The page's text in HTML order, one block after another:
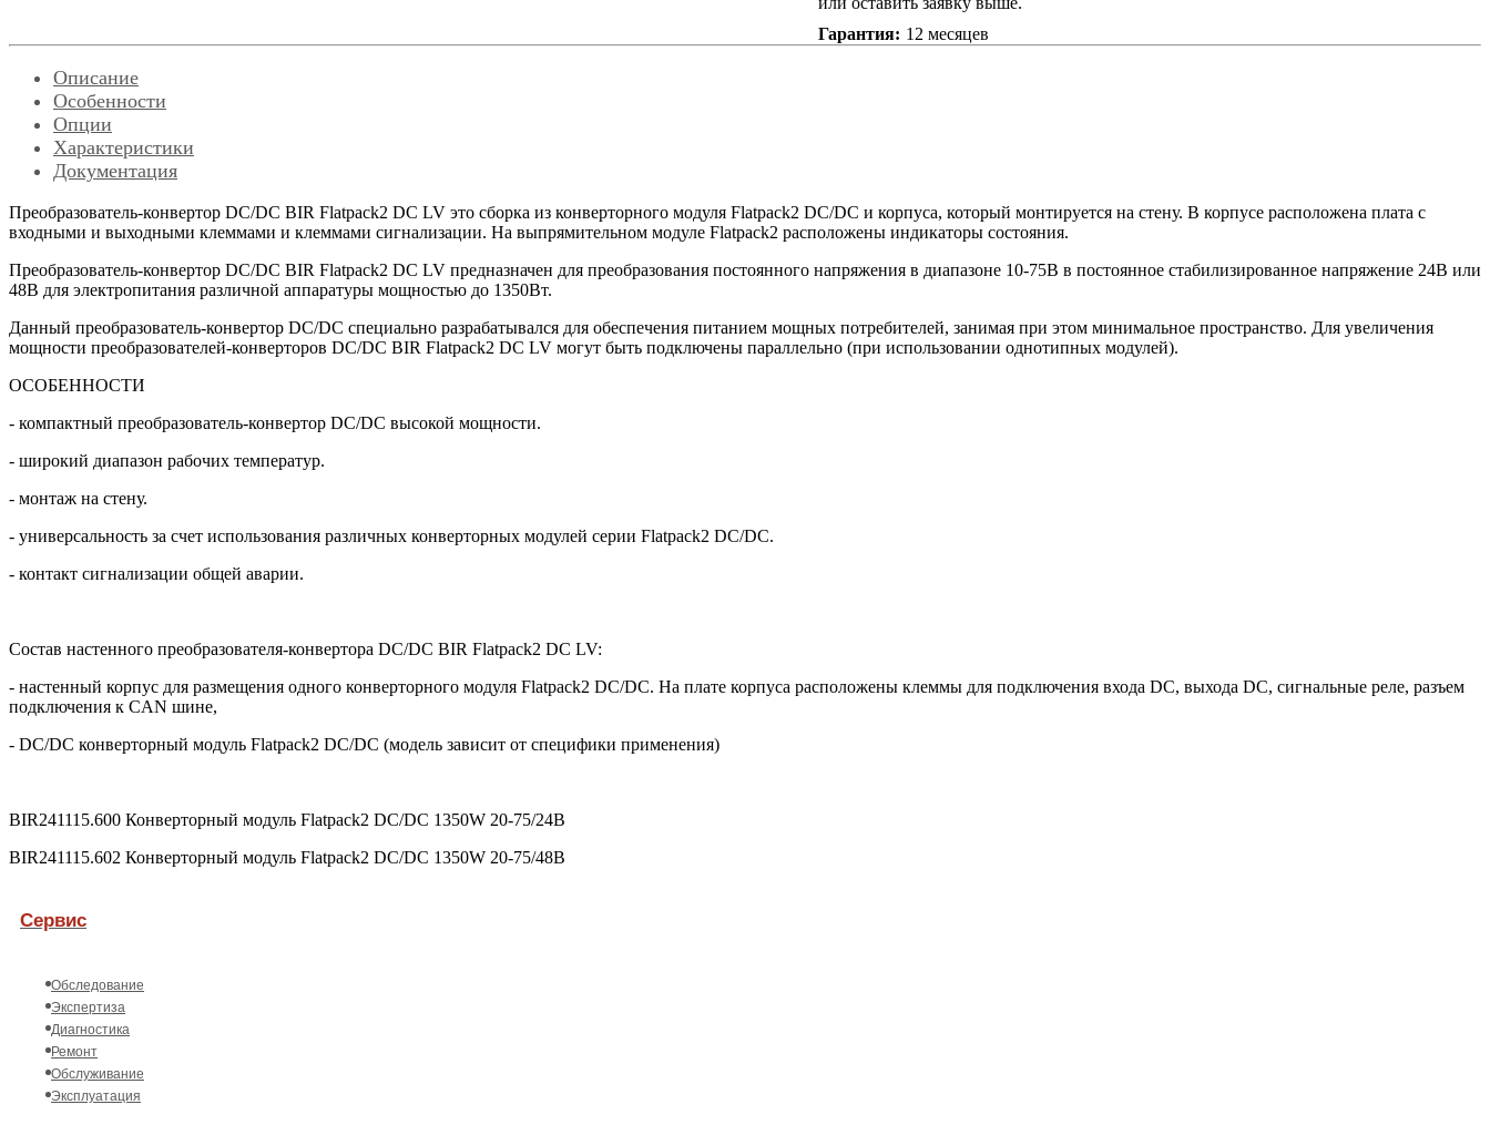
Гарантия: 12 месяцев
Описание
Особенности
Опции
Характеристики
Документация
Преобразователь-конвертор DC/DC BIR Flatpack2 DC LV это сборка из конверторного модуля Flatpack2 DC/DC и корпуса, который монтируется на стену. В корпусе расположена плата с
входными и выходными клеммами и клеммами сигнализации. На выпрямительном модуле Flatpack2 расположены индикаторы состояния.
Преобразователь-конвертор DC/DC BIR Flatpack2 DC LV предназначен для преобразования постоянного напряжения в диапазоне 10-75В в постоянное стабилизированное напряжение 24В или
48В для электропитания различной аппаратуры мощностью до 1350Вт.
Данный преобразователь-конвертор DC/DC специально разрабатывался для обеспечения питанием мощных потребителей, занимая при этом минимальное пространство. Для увеличения
мощности преобразователей-конверторов DC/DC BIR Flatpack2 DC LV могут быть подключены параллельно (при использовании однотипных модулей).
ОСОБЕННОСТИ
- компактный преобразователь-конвертор DC/DC высокой мощности.
- широкий диапазон рабочих температур.
- монтаж на стену.
- универсальность за счет использования различных конверторных модулей серии Flatpack2 DC/DC.
- контакт сигнализации общей аварии.
Состав настенного преобразователя-конвертора DC/DC BIR Flatpack2 DC LV:
- настенный корпус для размещения одного конверторного модуля Flatpack2 DC/DC. На плате корпуса расположены клеммы для подключения входа DC, выхода DC, сигнальные реле, разъем
подключения к CAN шине,
- DC/DC конверторный модуль Flatpack2 DC/DC (модель зависит от специфики применения)
BIR241115.600 Конверторный модуль Flatpack2 DC/DC 1350W 20-75/24В
BIR241115.602 Конверторный модуль Flatpack2 DC/DC 1350W 20-75/48В
Сервис
Обследование
Экспертиза
Диагностика
Ремонт
Обслуживание
Эксплуатация